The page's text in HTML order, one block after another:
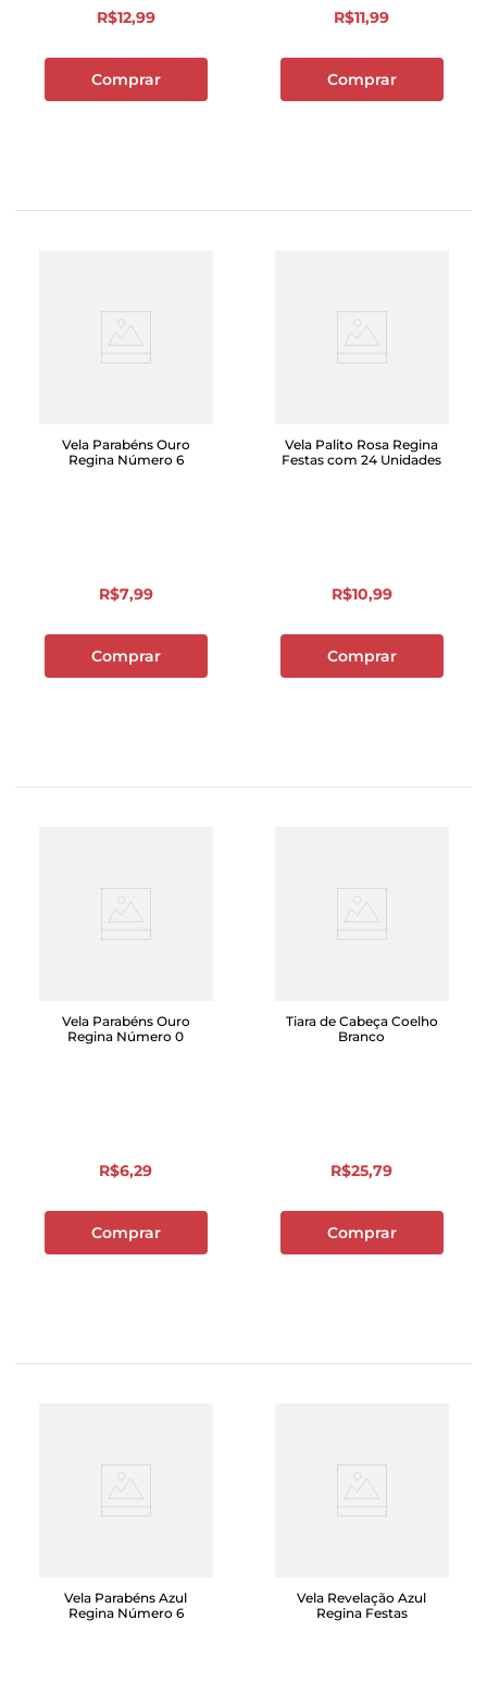
R$12,99
Comprar
R$11,99
Comprar
Vela Parabéns Ouro
Regina Número 6
R$7,99
Comprar
Vela Palito Rosa Regina
Festas com 24 Unidades
R$10,99
Comprar
Vela Parabéns Ouro
Regina Número 0
R$6,29
Comprar
Tiara de Cabeça Coelho
Branco
R$25,79
Comprar
Vela Parabéns Azul
Regina Número 6
Vela Revelação Azul
Regina Festas